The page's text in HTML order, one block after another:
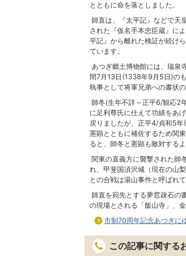
とともに命を落としました。
師直は、『太平記』などで天
された『仮名手本忠臣蔵』に
平記』から離れた検証が続け
ています。
あつぎ郷土博物館には、瑞泉
閏7月13日(1338年9月5日)の
執事として将軍兄弟への書状
師冬(生年不詳～正平6/観応2
に足利尊氏に仕えて功績をあ
戻りましたが、正平4/貞和5
憲顕とともに補佐するため関
ると、師冬と憲顕も敵対する
関東の直義方に襲撃された師
れ、甲斐国須沢城（現在の山
との合戦は湯山事件と呼ばれて
師直を宛先とする夢窓疎石の
の現場とされる「飯山寺」、
市制70周年記念あつぎに
この記事に関する